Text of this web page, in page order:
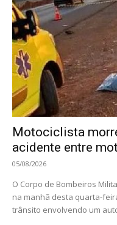
Motociclista
acidente entre
05/08/2026
O Corpo de Bombeiros
na manhã desta quarta-
trânsito envolvendo um